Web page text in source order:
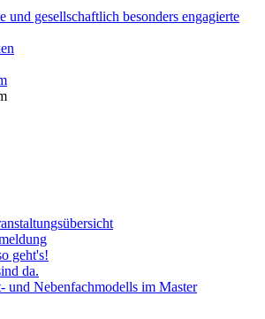
und gesellschaftlich besonders engagierte
geht's!
da.
und Nebenfachmodells im Master